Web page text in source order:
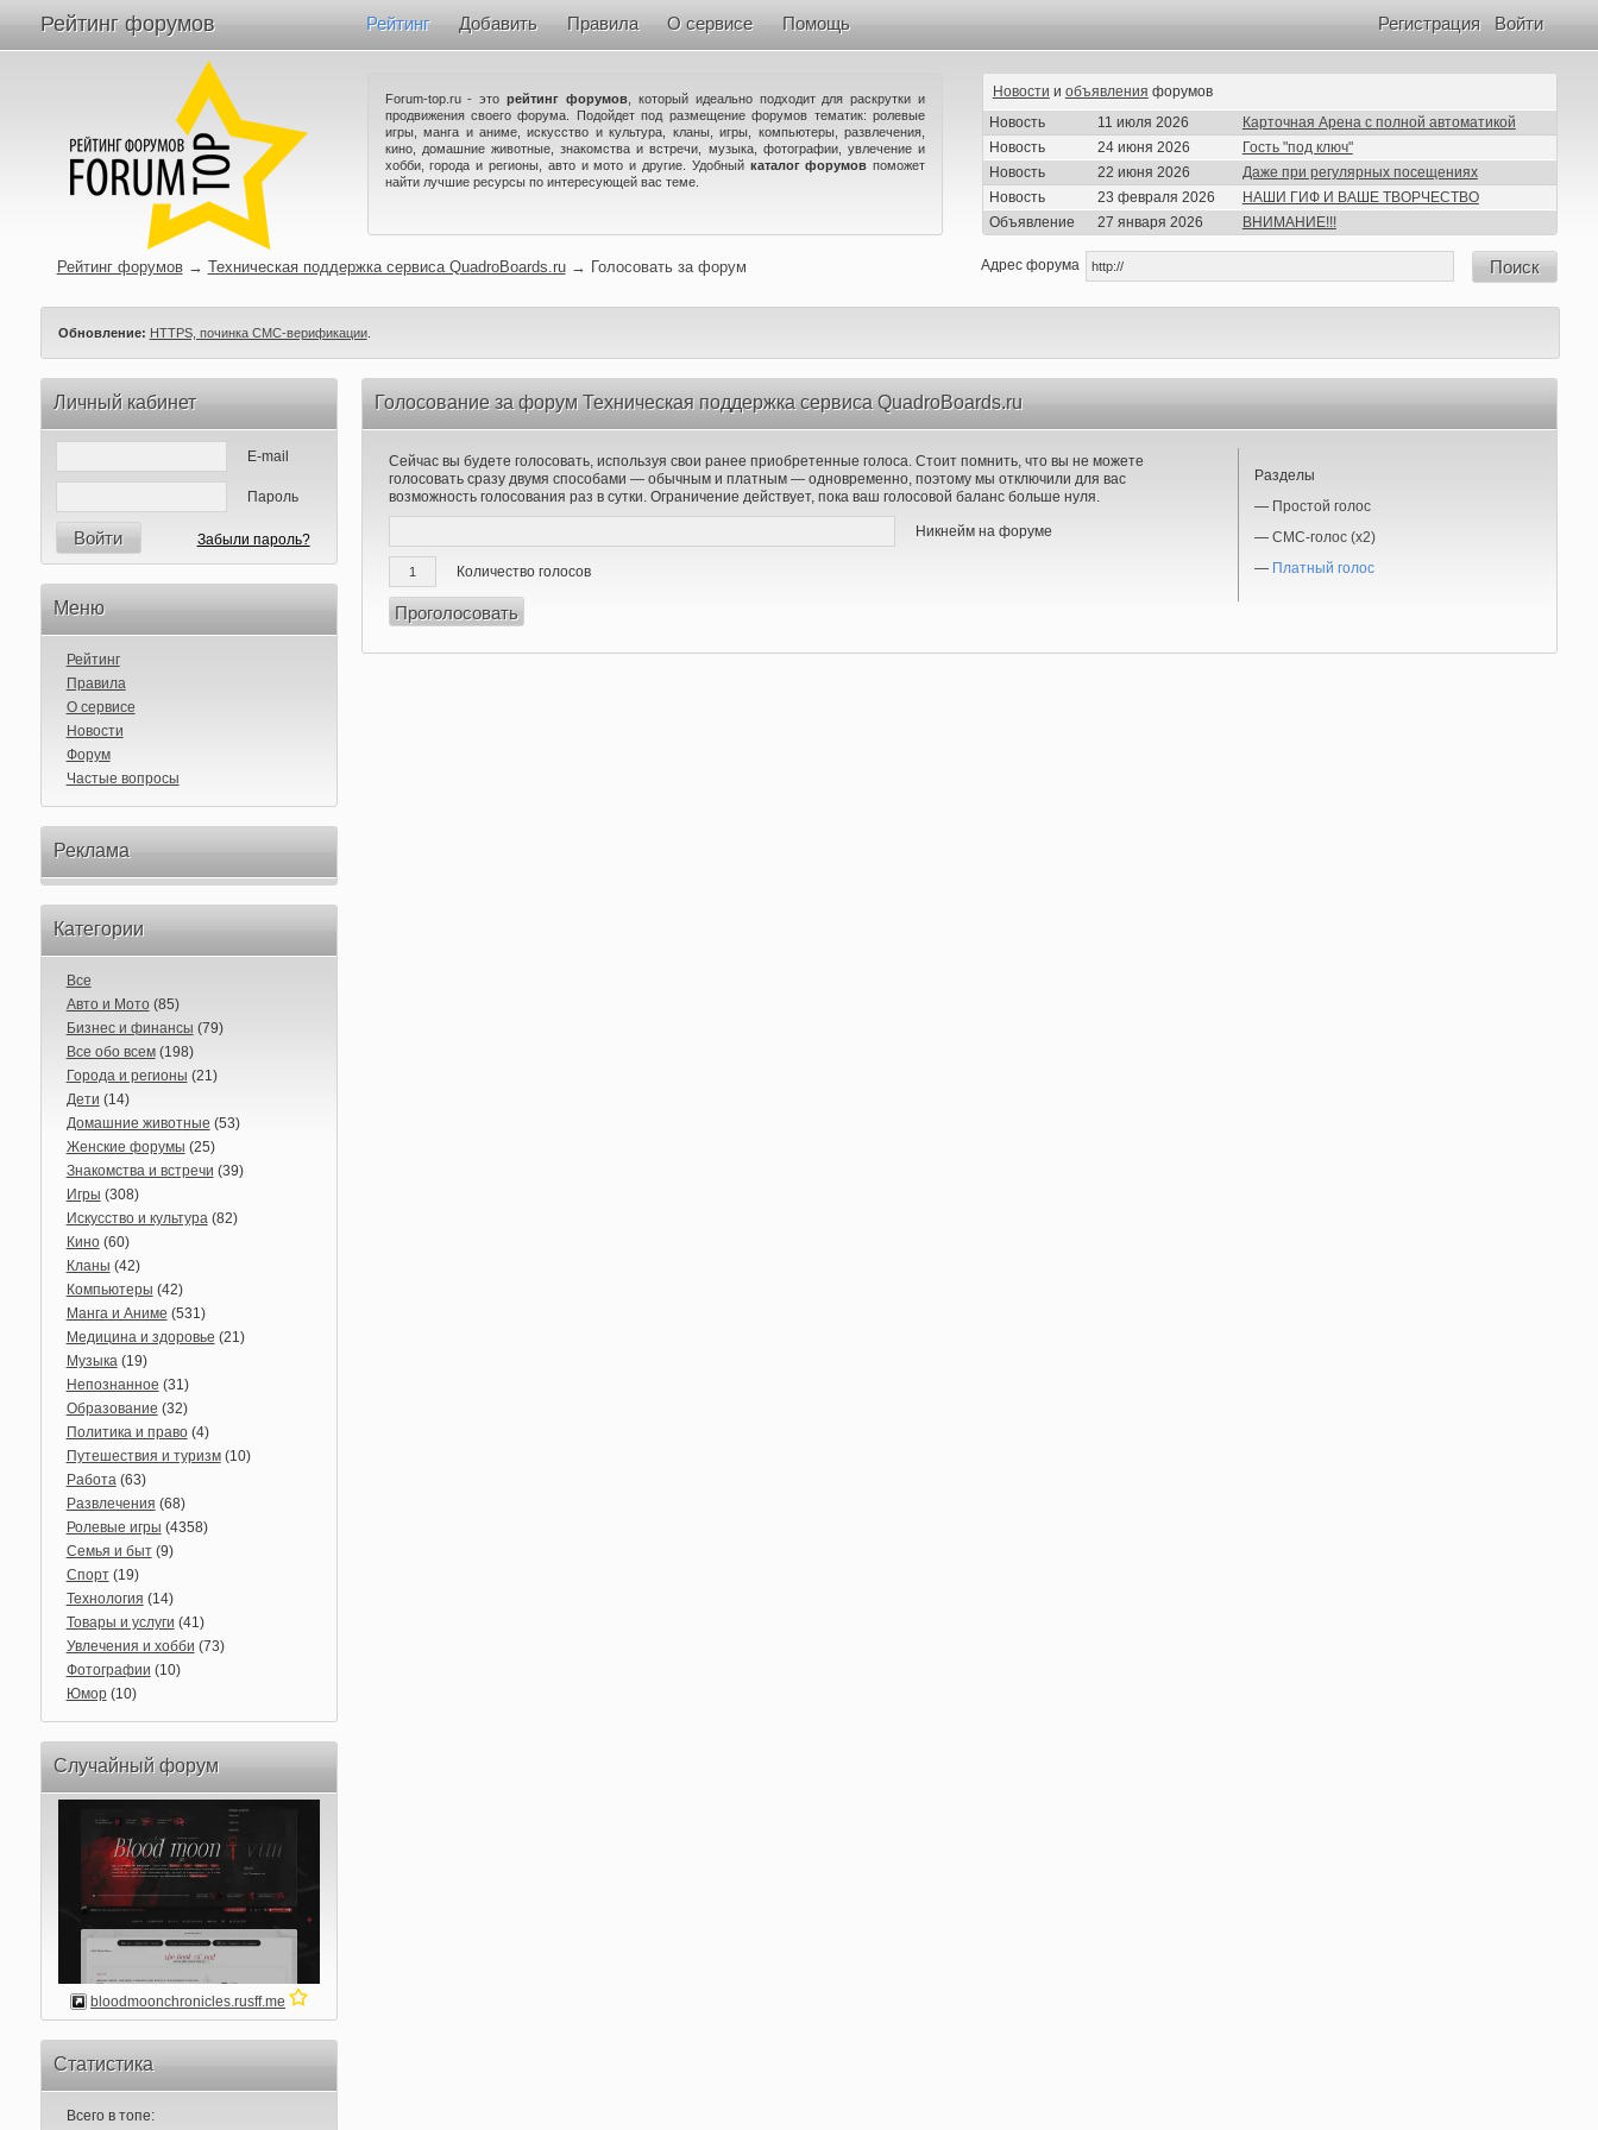
Рейтинг форумов Рейтинг Добавить Правила О сервисе Помощь Войти
Регистрация
Forum-top.ru - эторейтинг форумов , который идеально подходит для раскрутки и
продвижения своего форума. Подойдет под размещение форумов тематик: ролевые
игры, манга и аниме, искусство и культура, кланы, игры, компьютеры, развлечения,
кино, домашние животные, знакомства и встречи, музыка, фотографии, увлечение и
хобби, города и регионы, авто и мото и другие. Удобный каталог форумов поможет
найти лучшие ресурсы по интересующей вас теме.
Новости и объявления форумов
Новость
11 июля 2026
Карточная Арена с полной автоматикой
Новость
24 июня 2026
Гость "под ключ"
Новость
22 июня 2026
Даже при регулярных посещениях
Новость
23 февраля 2026
НАШИ ГИФ И ВАШЕ ТВОРЧЕСТВО
Объявление
27 января 2026 ВНИМАНИЕ!!!
Адрес форума Поиск
Рейтинг форумов → Техническая поддержка сервиса QuadroBoards.ru → Голосовать за форум
Обновление: HTTPS, починка СМС-верификации.
Личный кабинет
E-mail
Пароль
Войти Забыли пароль?
Меню
Рейтинг
Правила
О сервисе
Новости
Форум
Частые вопросы
Реклама
Категории
Все
Авто и Мото(85)
Бизнес и финансы (79)
Все обо всем(198)
Города и регионы (21)
Дети (14)
Домашние животные (53)
Женские форумы (25)
Знакомства и встречи (39)
Игры (308)
Искусство и культура(82)
Кино(60)
Кланы (42)
Компьютеры (42)
Манга и Аниме (531)
Медицина и здоровье (21)
Музыка(19)
Непознанное (31)
Образование (32)
Политика и право(4)
Путешествия и туризм(10)
Работа(63)
Развлечения (68)
Ролевые игры (4358)
Семья и быт(9)
Спорт(19)
Технология (14)
Товары и услуги (41)
Увлечения и хобби (73)
Фотографии (10)
Юмор(10)
Случайный форум
bloodmoonchronicles.rusff.me
Статистика
Всего в топе:
Голосование за форум Техническая поддержка сервиса QuadroBoards.ru
Сейчас вы будете голосовать, используя свои ранее приобретенные голоса. Стоит помнить, что вы не можете
голосовать сразу двумя способами — обычным и платным — одновременно, поэтому мы отключили для вас
возможность голосования раз в сутки. Ограничение действует, пока ваш голосовой баланс больше нуля.
Никнейм на форуме
Количество голосов
Разделы
— Простой голос
— СМС-голос (x2)
— Платный голос